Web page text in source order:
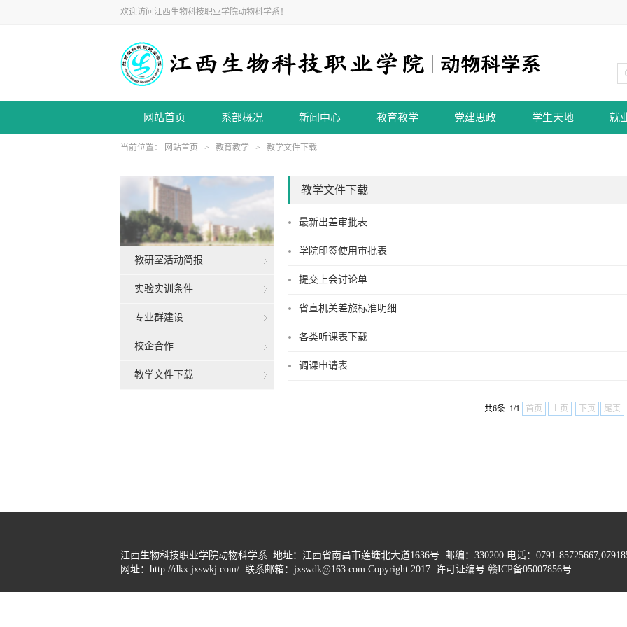
欢迎访问江西生物科技职业学院动物科学系！
网站首页 系部概况 新闻中心 教育教学 党建思政 学生天地 就
当前位置： 网站首页 > 教育教学 > 教学文件下载
教研室活动简报
实验实训条件
专业群建设
校企合作
教学文件下载
教学文件下载
最新出差审批表
学院印签使用审批表
提交上会讨论单
省直机关差旅标准明细
各类听课表下载
调课申请表
共6条 1/1 首页 上页 下页 尾页
江西生物科技职业学院动物科学系. 地址：江西省南昌市莲塘北大道1636号. 邮编：330200 电话：0791-
网址： http://dkx.jxswkj.com/. 联系邮箱： jxswdk@163.com Copyright 2017. 许可证编号:赣ICP备05007856号